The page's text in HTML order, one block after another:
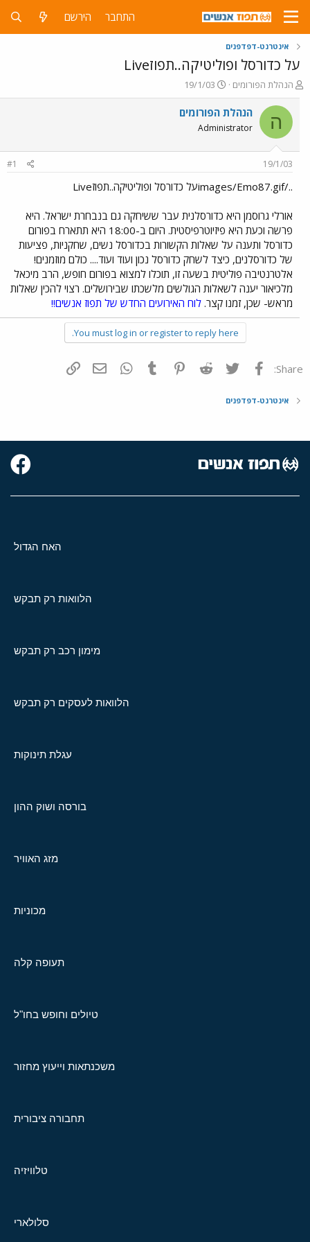
התחבר הירשם
אינטרנט-דפדפנים
על כדורסל ופוליטיקה..תפוזLive
פ
ו
ת
ח
ה
ש
הנהלת הפורומים
פ
ו
ר
ם
ר
י
19/1/03
ה הנהלת הפורומים
Administrator
19/1/03
#1
../images/Emo87.gifעל כדורסל ופוליטיקה..תפוזLive
אורלי גרוסמן היא כדורסלנית עבר ששיחקה גם בנבחרת ישראל. היא
פרשה וכעת היא פיזיוטרפיסטית. היום ב-18:00 היא תתארח בפורום
כדורסל ותענה על שאלות הקשורות בכדורסל נשים, שחקניות, פציעות
של כדורסלנים, כיצד לשחק כדורסל נכון ועוד ועוד.... כולם מוזמנים!
אלטרנטיבה פוליטית בשעה זו, תוכלו למצוא בפורום חופש, הרב מיכאל
מלכיאור יענה לשאלות הגולשים מלשכתו שבירושלים. רצוי להכין שאלות
מראש- שכן, זמנו קצר. לוח האירועים החדש של תפוז אנשים!!
You must log in or register to reply here.
Share: פייסבוק Twitter
Reddit
Pinterest
Tumblr
WhatsAppדואר אלקטרוני
אינטרנט-דפדפנים
האח הגדול
הלוואות רק תבקש
מימון רכב רק תבקש
הלוואות לעסקים רק תבקש
עגלת תינוקות
בורסה ושוק ההון
מזג האוויר
מכוניות
תעופה קלה
טיולים וחופש בחו"ל
משכנתאות וייעוץ מחזור
תחבורה ציבורית
טלוויזיה
סלולארי